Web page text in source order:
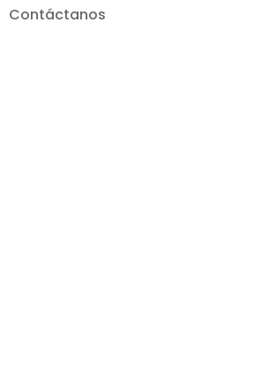
Contáctanos